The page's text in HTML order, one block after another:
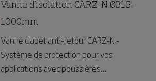
Vanne d'isolation CARZ-N Ø315-
1000mm
Vanne clapet anti-retour CARZ-N -
Système de protection pour vos
applications avec poussières